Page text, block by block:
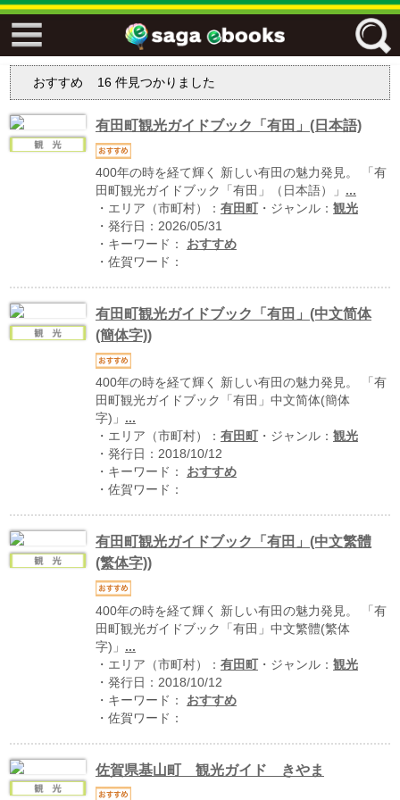
フリーワード
エリア
キーワード
佐賀ワード
おすすめ 16件見つかりました
有田町観光ガイドブック「有田」(日本語)
400年の時を経て輝く 新しい有田の魅力発見。 「有
田町観光ガイドブック「有田」（日本語）」 ...
・エリア（市町村）： 有田町 ・ジャンル： 観光
・発行日：2026/05/31
・キーワード： おすすめ
・佐賀ワード：
有田町観光ガイドブック「有田」(中文简体
(簡体字))
400年の時を経て輝く 新しい有田の魅力発見。 「有
田町観光ガイドブック「有田」中文简体(簡体
字)」 ...
・エリア（市町村）： 有田町 ・ジャンル： 観光
・発行日：2018/10/12
・キーワード： おすすめ
・佐賀ワード：
有田町観光ガイドブック「有田」(中文繁體
(繁体字))
400年の時を経て輝く 新しい有田の魅力発見。 「有
田町観光ガイドブック「有田」中文繁體(繁体
字)」 ...
・エリア（市町村）： 有田町・ジャンル： 観光
・発行日：2018/10/12
・キーワード： おすすめ
・佐賀ワード：
佐賀県基山町 観光ガイド きやま
↓↓ ebooks専用本棚 ↓↓
運営：福博印刷
saga ebooksとは
お問い合わせ